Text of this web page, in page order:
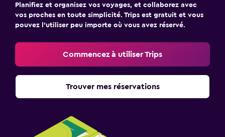
Planifiez et organisez vos voyages, et collaborez avec
vos proches en toute simplicité. Trips est gratuit et vous
pouvez l’utiliser peu importe où vous avez réservé.
Commencez à utiliser Trips
Trouver mes réservations